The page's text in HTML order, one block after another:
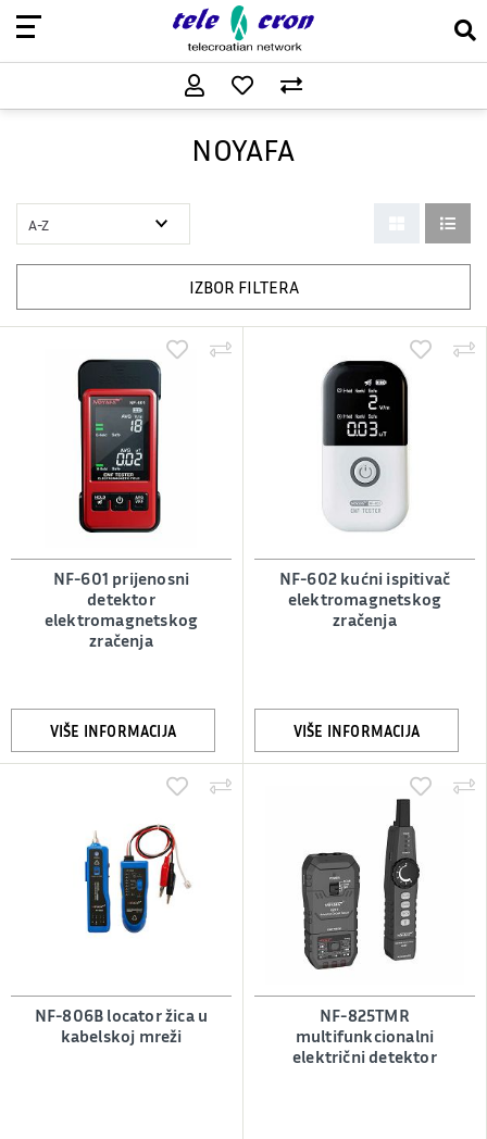
NOYAFA
IZBOR FILTERA
NF-601 prijenosni
detektor
elektromagnetskog
zračenja
VIŠE INFORMACIJA
NF-602 kućni ispitivač
elektromagnetskog
zračenja
VIŠE INFORMACIJA
NF-806B locator žica u
kabelskoj mreži
NF-825TMR
multifunkcionalni
električni detektor